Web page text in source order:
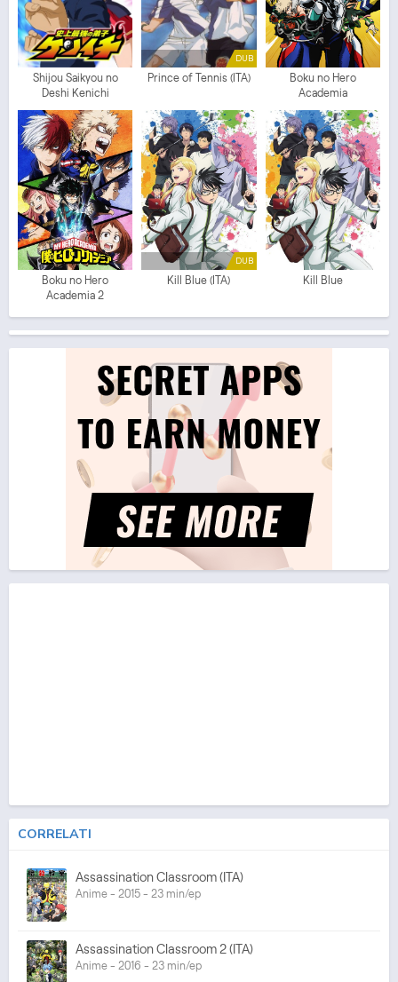
Shijou Saikyou no
Deshi Kenichi
DUB
Prince of Tennis (ITA)
Boku no Hero
Academia
Boku no Hero
Academia 2
DUB
Kill Blue (ITA) Kill Blue
CORRELATI
Assassination Classroom (ITA)
Anime - 2015 - 23 min/ep
Assassination Classroom 2 (ITA)
Anime - 2016 - 23 min/ep